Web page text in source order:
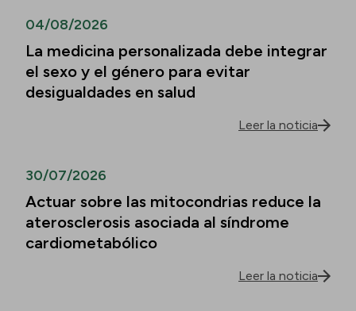
04/08/2026
La medicina personalizada debe integrar
el sexo y el género para evitar
desigualdades en salud
Leer la noticia
30/07/2026
Actuar sobre las mitocondrias reduce la
aterosclerosis asociada al síndrome
cardiometabólico
Leer la noticia